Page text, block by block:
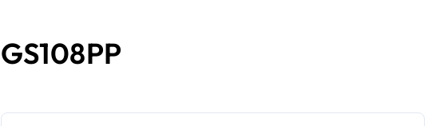
GS108PP